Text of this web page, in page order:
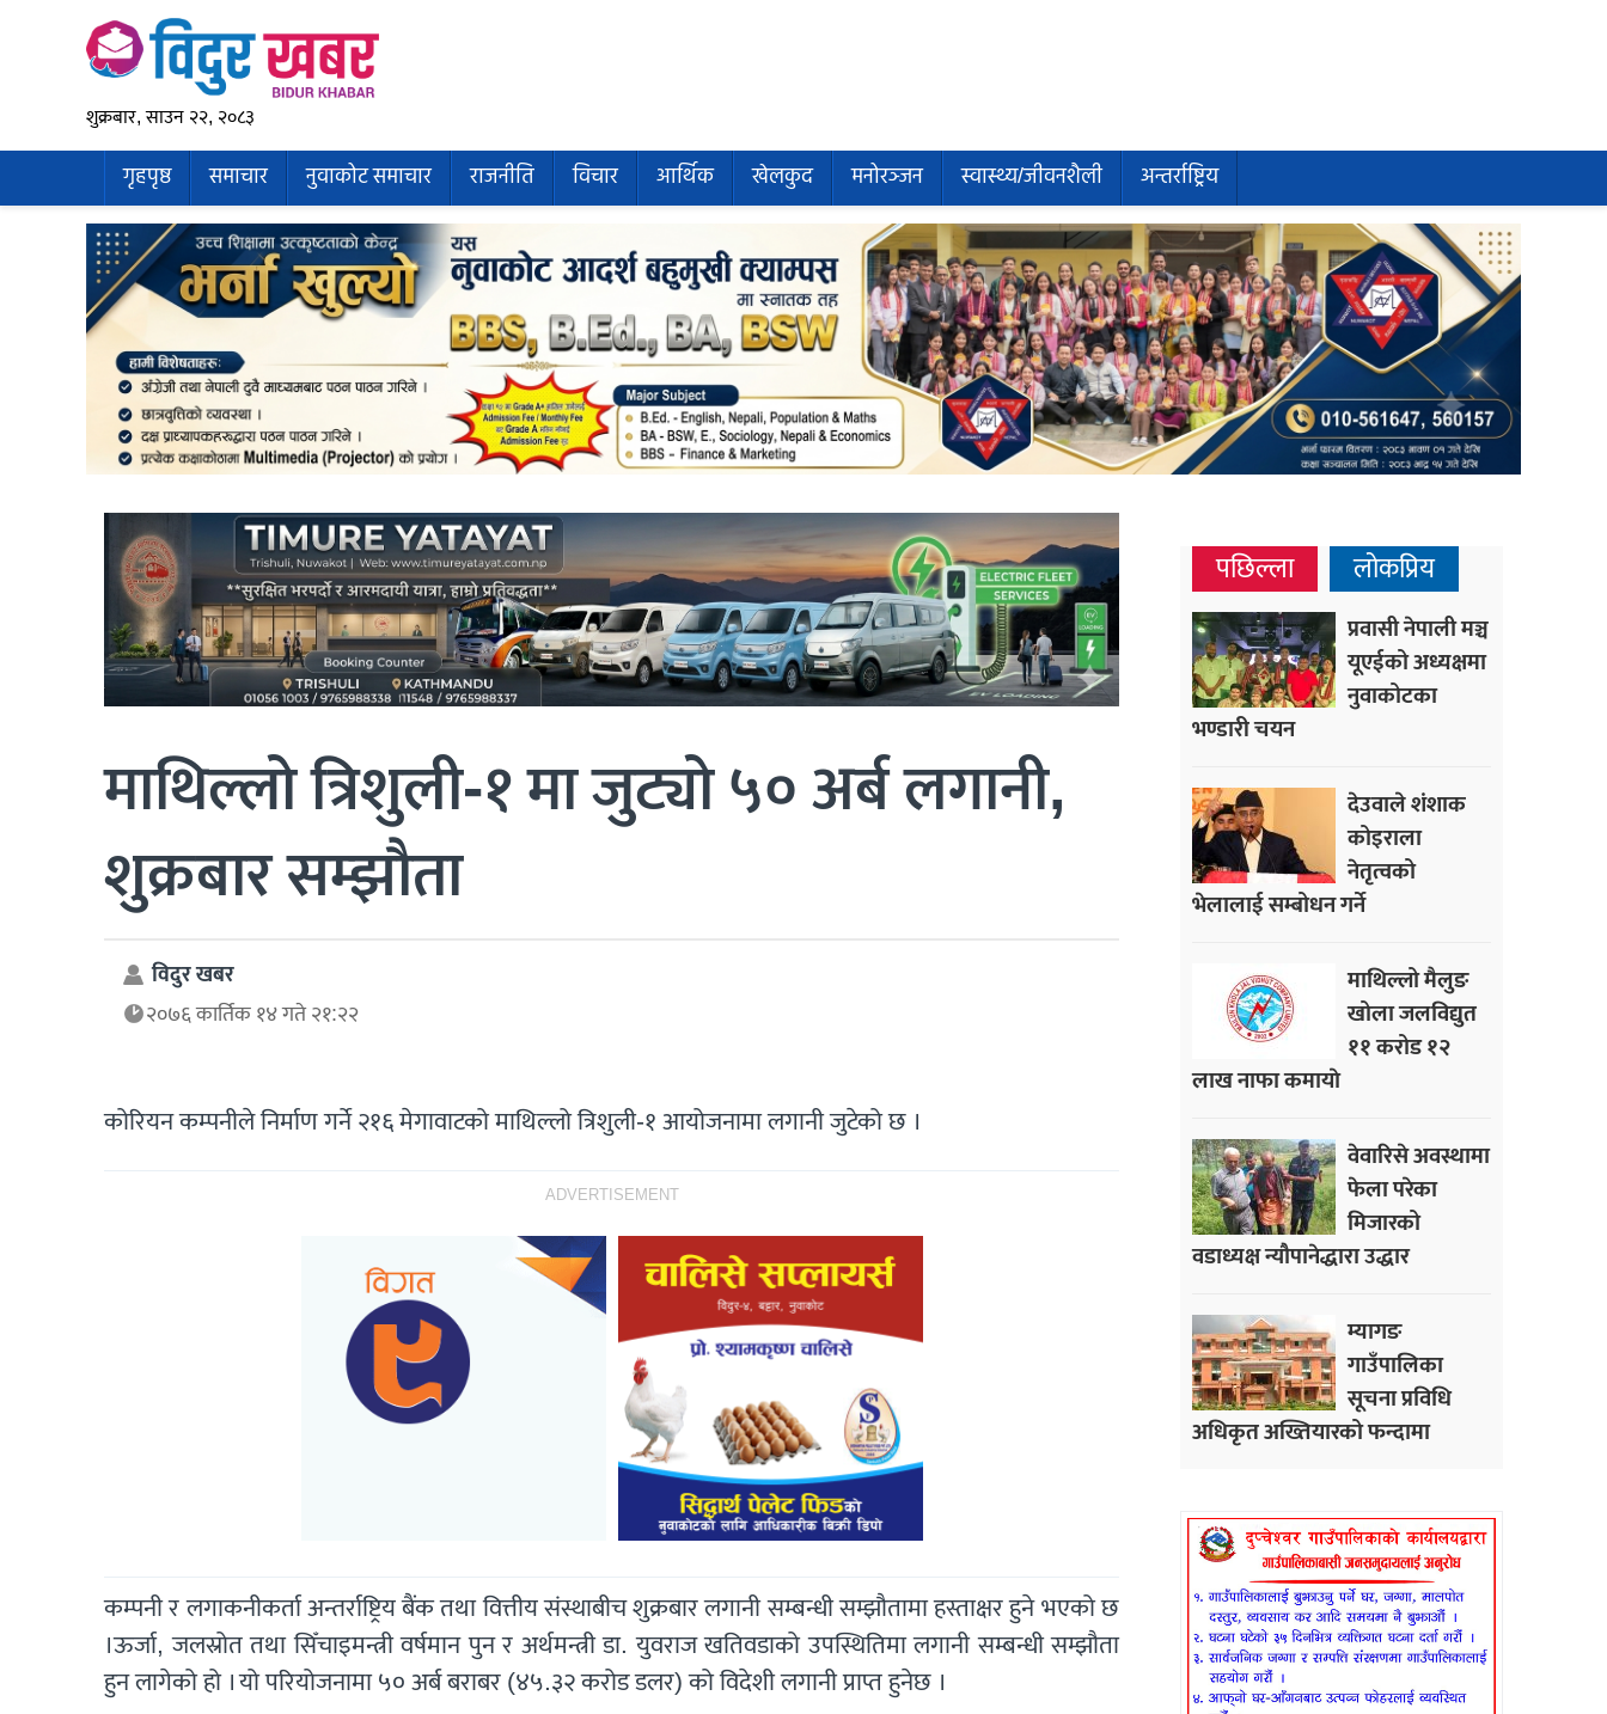
शुक्रबार, साउन २२, २०८३
गृहपृष्ठ समाचार नुवाकोट समाचार राजनीति विचार आर्थिक खेलकुद मनोरञ्जन स्वास्थ्य/जीवनशैली अन्तर्राष्ट्रिय
माथिल्लो त्रिशुली-१ मा जुट्यो ५० अर्ब लगानी,
शुक्रबार सम्झौता
विदुर खबर
२०७६ कार्तिक १४ गते २१:२२
कोरियन कम्पनीले निर्माण गर्ने २१६ मेगावाटको माथिल्लो त्रिशुली-१ आयोजनामा लगानी जुटेको छ ।
ADVERTISEMENT
कम्पनी र लगाकनीकर्ता अन्तर्राष्ट्रिय बैंक तथा वित्तीय संस्थाबीच शुक्रबार लगानी सम्बन्धी सम्झौतामा हस्ताक्षर हुने भएको छ
।ऊर्जा, जलस्रोत तथा सिँचाइमन्त्री वर्षमान पुन र अर्थमन्त्री डा. युवराज खतिवडाको उपस्थितिमा लगानी सम्बन्धी सम्झौता
हुन लागेको हो । यो परियोजनामा ५० अर्ब बराबर (४५.३२ करोड डलर) को विदेशी लगानी प्राप्त हुनेछ ।
पछिल्ला लोकप्रिय
प्रवासी नेपाली मञ्च
यूएईको अध्यक्षमा
नुवाकोटका
भण्डारी चयन
देउवाले शंशाक
कोइराला
नेतृत्वको
भेलालाई सम्बोधन गर्ने
माथिल्लो मैलुङ
खोला जलविद्युत
११ करोड १२
लाख नाफा कमायाे
वेवारिसे अवस्थामा
फेला परेका
मिजारको
वडाध्यक्ष न्यौपानेद्धारा उद्धार
म्यागङ
गाउँपालिका
सूचना प्रविधि
अधिकृत अख्तियारको फन्दामा